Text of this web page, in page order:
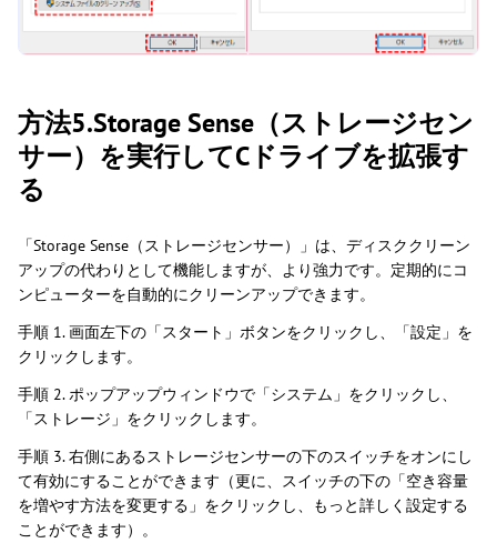
方法5.Storage Sense（ストレージセン
サー）を実行してCドライブを拡張す
る
「Storage Sense（ストレージセンサー）」は、ディスククリーン
アップの代わりとして機能しますが、より強力です。定期的にコ
ンピューターを自動的にクリーンアップできます。
手順 1. 画面左下の「スタート」ボタンをクリックし、「設定」を
クリックします。
手順 2. ポップアップウィンドウで「システム」をクリックし、
「ストレージ」をクリックします。
手順 3. 右側にあるストレージセンサーの下のスイッチをオンにし
て有効にすることができます（更に、スイッチの下の「空き容量
を増やす方法を変更する」をクリックし、もっと詳しく設定する
ことができます）。